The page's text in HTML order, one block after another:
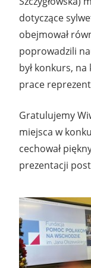
dotyczące
obejmował
poprowadzili
był konkurs,
prace
Gratulujemy
miejsca w
cechował
prezentacji